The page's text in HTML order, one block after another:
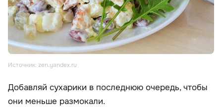
Источник: zen.yandex.ru
Добавляй сухарики в последнюю очередь, чтобы
они меньше размокали.